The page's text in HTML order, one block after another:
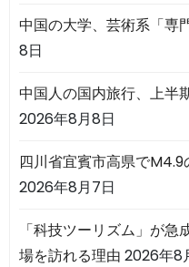
中国の大学、芸術系「専
8日
中国人の国内旅行、上半
2026年8月8日
四川省宜賓市高県で
2026年8月7日
「科技ツーリズム」が
場を訪れる理由 2026年8